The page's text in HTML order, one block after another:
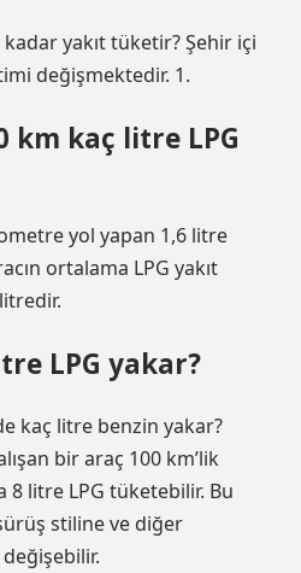
kadar yakıt tüketir? Şehir içi
değişmektedir. 1.
km kaç litre LPG
yol yapan 1,6 litre
ortalama LPG yakıt
LPG yakar?
kaç litre benzin yakar?
bir araç 100 km’lik
8 litre LPG tüketebilir. Bu
stiline ve diğer